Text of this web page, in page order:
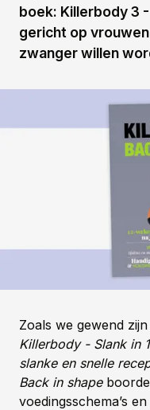
boek: Killerbody 3
gericht op
zwanger willen
Zoals we gewend
Killerbody - Slank in
slanke en snelle
Back in shape
voedingsschema’s